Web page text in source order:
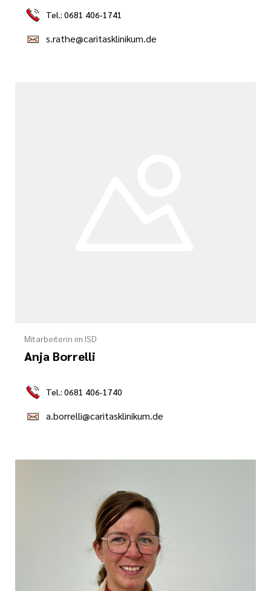
Tel.: 0681 406-1741
s.rathe@caritasklinikum.de
Mitarbeiterin im ISD
Anja Borrelli
Tel.: 0681 406-1740
a.borrelli@caritasklinikum.de